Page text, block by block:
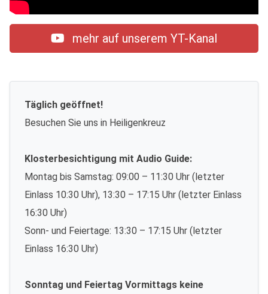
mehr auf unserem YT-Kanal
Täglich geöffnet!
Besuchen Sie uns in Heiligenkreuz
Klosterbesichtigung mit Audio Guide:
Montag bis Samstag: 09:00 – 11:30 Uhr (letzter
Einlass 10:30 Uhr), 13:30 – 17:15 Uhr (letzter Einlass
16:30 Uhr)
Sonn- und Feiertage: 13:30 – 17:15 Uhr (letzter
Einlass 16:30 Uhr)
Sonntag und Feiertag Vormittags keine